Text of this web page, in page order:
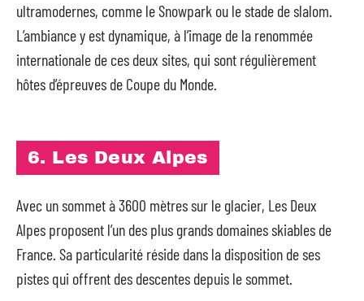
ultramodernes, comme le Snowpark ou le stade de slalom.
L’ambiance y est dynamique, à l’image de la renommée
internationale de ces deux sites, qui sont régulièrement
hôtes d’épreuves de Coupe du Monde.
6. Les Deux Alpes
Avec un sommet à 3600 mètres sur le glacier, Les Deux
Alpes proposent l’un des plus grands domaines skiables de
France. Sa particularité réside dans la disposition de ses
pistes qui offrent des descentes depuis le sommet.